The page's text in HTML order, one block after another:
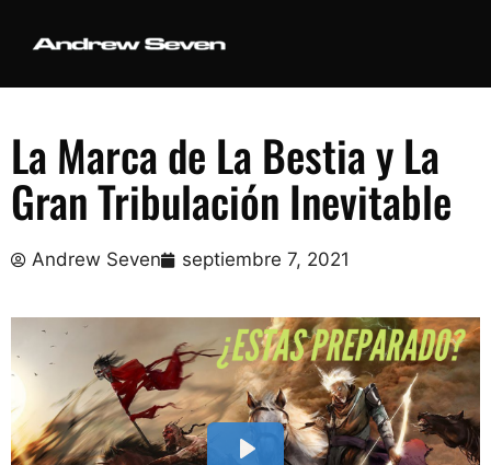
La Marca de La Bestia y La
Gran Tribulación Inevitable
Andrew Seven septiembre 7, 2021